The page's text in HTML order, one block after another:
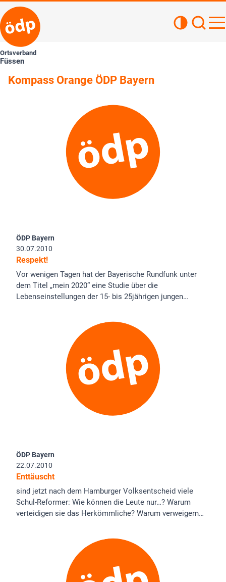
Ortsverband
Füssen
Kompass Orange ÖDP Bayern
ÖDP Bayern
30.07.2010
Respekt!
Vor wenigen Tagen hat der Bayerische Rundfunk unter
dem Titel „mein 2020“ eine Studie über die
Lebenseinstellungen der 15- bis 25jährigen jungen…
ÖDP Bayern
22.07.2010
Enttäuscht
sind jetzt nach dem Hamburger Volksentscheid viele
Schul-Reformer: Wie können die Leute nur…? Warum
verteidigen sie das Herkömmliche? Warum verweigern…